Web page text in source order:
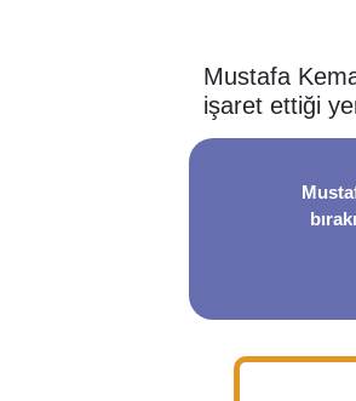
Mustafa
işaret ettiği